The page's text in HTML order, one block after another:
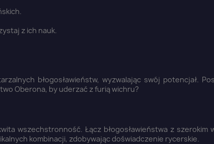
z ich nauk.
błogosławieństw, wyzwalając swój potencjał.
Oberona, by uderzać z furią wichru?
wszechstronność. Łącz błogosławieństwa z szerokim
kombinacji, zdobywając doświadczenie rycerskie.